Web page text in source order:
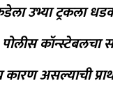
उभ्या ट्रकला
कॉन्स्टेबलचा
असल्याची